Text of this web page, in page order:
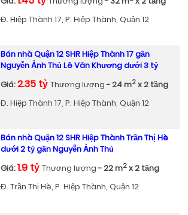
Đ. Hiệp Thành 17, P. Hiệp Thành, Quận 12
Bán nhà Quận 12 SHR Hiệp Thành 17 gần
Nguyễn Ảnh Thủ Lê Văn Khương dưới 3 tỷ
Giá:2.35 tỷ Thương lượng- 24 m2 x 2 tầng
Đ. Hiệp Thành 17, P. Hiệp Thành, Quận 12
Bán nhà Quận 12 SHR Hiệp Thành Trần Thị Hè
dưới 2 tỷ gần Nguyễn Ảnh Thủ
Giá:1.9 tỷ Thương lượng- 22 m2 x 2 tầng
Đ. Trần Thị Hè, P. Hiệp Thành, Quận 12